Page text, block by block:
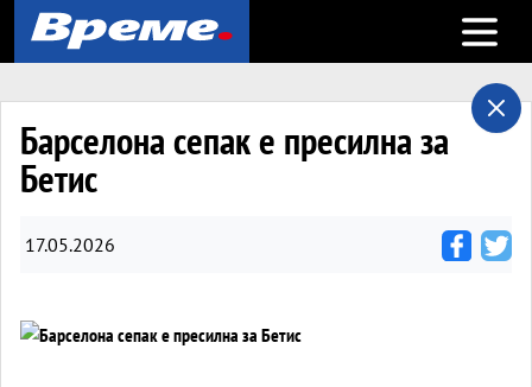
Open
Барселона сепак е пресилна за
Бетис
17.05.2026